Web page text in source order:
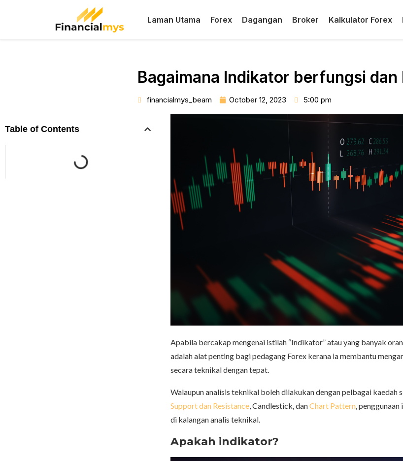
Laman Utama Forex Dagangan Broker Kalkulator Forex
Bagaimana Indikator berfungsi dan
financialmys_beam October 12, 2023 5:00 pm
Table of Contents
Apabila bercakap mengenai istilah “Indikator” atau yang banyak
adalah alat penting bagi pedagang Forex kerana ia membantu
secara teknikal dengan tepat.
Walaupun analisis teknikal boleh dilakukan dengan pelbagai kaedah
Support dan Resistance , Candlestick, danChart Pattern ,
di kalangan analis teknikal.
Apakah indikator?